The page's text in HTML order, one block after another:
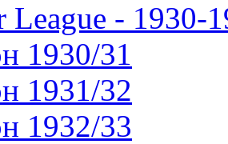
League - 1930-
1930/31
1931/32
1932/33